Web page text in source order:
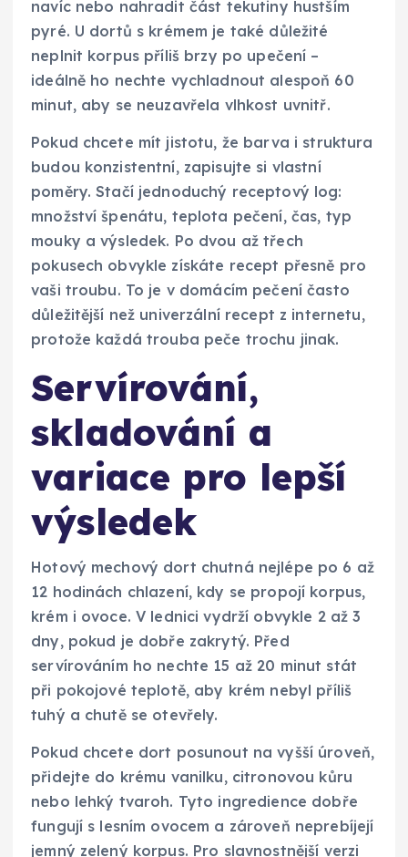
navíc nebo nahradit část tekutiny hustším
pyré. U dortů s krémem je také důležité
neplnit korpus příliš brzy po upečení –
ideálně ho nechte vychladnout alespoň 60
minut, aby se neuzavřela vlhkost uvnitř.
Pokud chcete mít jistotu, že barva i struktura
budou konzistentní, zapisujte si vlastní
poměry. Stačí jednoduchý receptový log:
množství špenátu, teplota pečení, čas, typ
mouky a výsledek. Po dvou až třech
pokusech obvykle získáte recept přesně pro
vaši troubu. To je v domácím pečení často
důležitější než univerzální recept z internetu,
protože každá trouba peče trochu jinak.
Servírování,
skladování a
variace pro lepší
výsledek
Hotový mechový dort chutná nejlépe po 6 až
12 hodinách chlazení, kdy se propojí korpus,
krém i ovoce. V lednici vydrží obvykle 2 až 3
dny, pokud je dobře zakrytý. Před
servírováním ho nechte 15 až 20 minut stát
při pokojové teplotě, aby krém nebyl příliš
tuhý a chutě se otevřely.
Pokud chcete dort posunout na vyšší úroveň,
přidejte do krému vanilku, citronovou kůru
nebo lehký tvaroh. Tyto ingredience dobře
fungují s lesním ovocem a zároveň neprebíjejí
jemný zelený korpus. Pro slavnostnější verzi